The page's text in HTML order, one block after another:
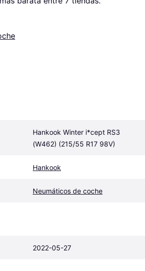
Hankook Winter i*cept RS3
(W462) (215/55 R17 98V)
Hankook
Neumáticos de coche
2022-05-27